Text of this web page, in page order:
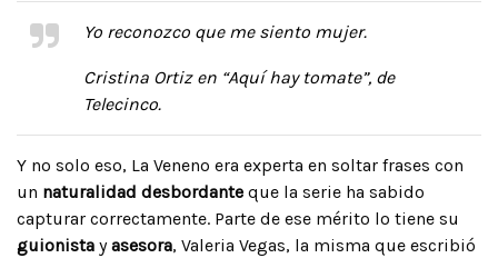
Yo reconozco que me siento mujer.
Cristina Ortiz en “Aquí hay tomate”, de
Telecinco.
Y no solo eso, La Veneno era experta en soltar frases con
un naturalidad desbordante que la serie ha sabido
capturar correctamente. Parte de ese mérito lo tiene su
guionista yasesora, Valeria Vegas, la misma que escribió